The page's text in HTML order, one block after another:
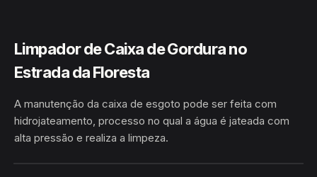
Limpador de Caixa de Gordura no
Estrada da Floresta
A manutenção da caixa de esgoto pode ser feita com
hidrojateamento, processo no qual a água é jateada com
alta pressão e realiza a limpeza.
HIDROJATEAMENTO
ESTRADA DA FLORESTA ·